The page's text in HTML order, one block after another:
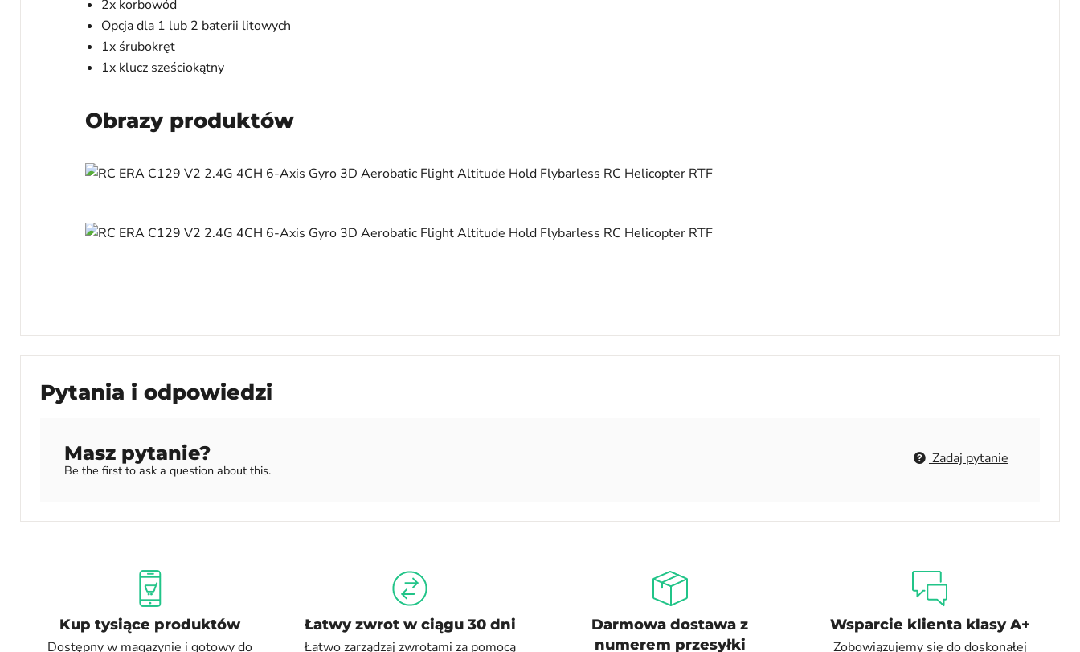
2x korbowód
Opcja dla 1 lub 2 baterii litowych
1x śrubokręt
1x klucz sześciokątny
Obrazy produktów
Pytania i odpowiedzi
Masz pytanie?
Be the first to ask a question about this.
Zadaj pytanie
Kup tysiące produktów
Dostępny w magazynie i gotowy do
Łatwy zwrot w ciągu 30 dni
Łatwo zarządzaj zwrotami za pomocą
Darmowa dostawa z
numerem przesyłki
Wsparcie klienta klasy A+
Zobowiązujemy się do doskonałej